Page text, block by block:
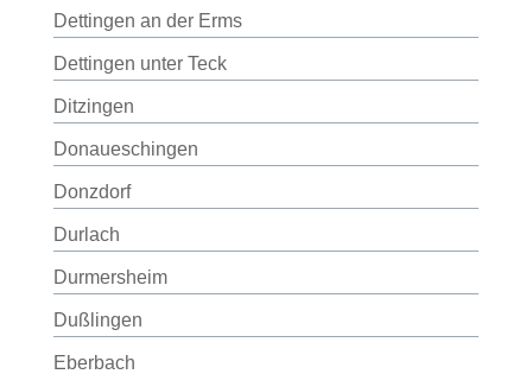
Dettingen an der Erms
Dettingen unter Teck
Ditzingen
Donaueschingen
Donzdorf
Durlach
Durmersheim
Dußlingen
Eberbach